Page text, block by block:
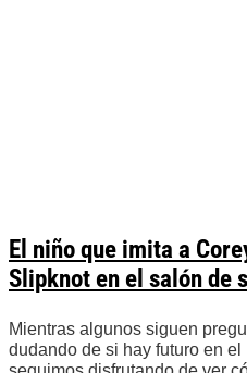
El niño que imita a
Slipknot en el salón de
Mientras algunos siguen
dudando de si hay futuro en